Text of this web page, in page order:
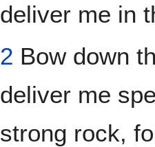
deliver me in
2 Bow down
deliver me
strong rock,